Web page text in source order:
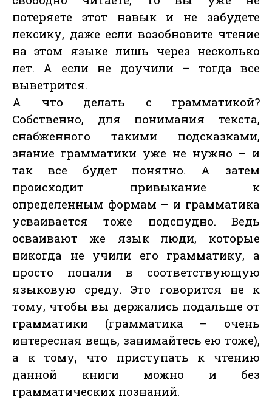
потеряете этот навык и не забудете
лексику, даже если возобновите чтение
на этом языке лишь через несколько
лет. А если не доучили – тогда все
выветрится.
А что делать с грамматикой?
Собственно, для понимания текста,
снабженного такими подсказками,
знание грамматики уже не нужно – и
так все будет понятно. А затем
происходит привыкание к
определенным формам – и грамматика
усваивается тоже подспудно. Ведь
осваивают же язык люди, которые
никогда не учили его грамматику, а
просто попали в соответствующую
языковую среду. Это говорится не к
тому, чтобы вы держались подальше от
грамматики (грамматика – очень
интересная вещь, занимайтесь ею тоже),
а к тому, что приступать к чтению
данной книги можно и без
грамматических познаний.